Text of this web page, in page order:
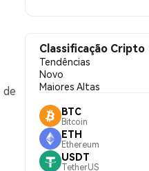
de
Classificação Cripto
Tendências
Novo
Maiores Altas
BTC
Bitcoin
ETH
Ethereum
USDT
TetherUS